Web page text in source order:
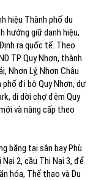
hiệu Thành phố du
hướng giữ danh hiệu,
ra quốc tế. Theo
TP Quy Nhơn, thành
Nhơn Lý, Nhơn Châu
đi bộ Quy Nhơn, dự
di dời chợ đêm Quy
và nâng cấp theo
băng tại sân bay Phù
2, cầu Thị Nại 3, để
hóa, Thể thao và Du